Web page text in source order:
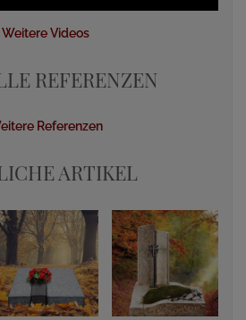
Weitere Videos
REFERENZEN
Referenzen
ARTIKEL